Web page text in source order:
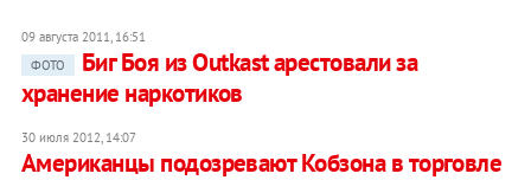
09 августа 2011, 16:51
ФОТО
Биг Боя из Outkast арестовали за
хранение наркотиков
30 июля 2012, 14:07
Американцы подозревают Кобзона в торговле